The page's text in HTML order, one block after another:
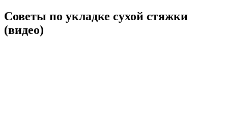
Советы по укладке сухой стяжки
(видео)